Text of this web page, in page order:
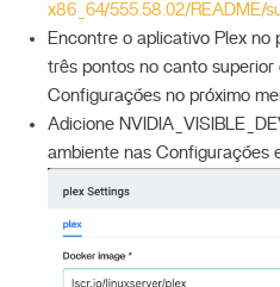
x86_64/555.58.02/README/
Encontre o aplicativo Plex no
três pontos no canto superior
Configurações no próximo
Adicione
ambiente nas Configurações